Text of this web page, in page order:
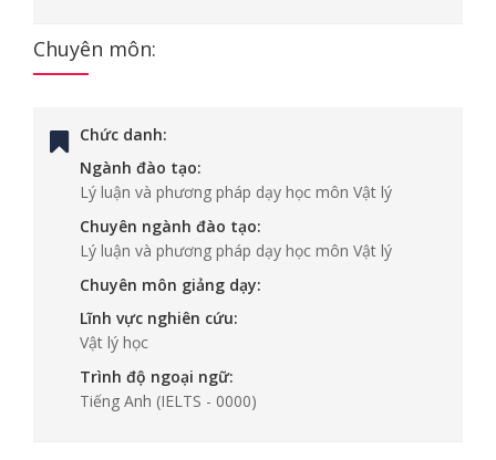
Chuyên môn:
Chức danh:
Ngành đào tạo:
Lý luận và phương pháp dạy học môn Vật lý
Chuyên ngành đào tạo:
Lý luận và phương pháp dạy học môn Vật lý
Chuyên môn giảng dạy:
Lĩnh vực nghiên cứu:
Vật lý học
Trình độ ngoại ngữ:
Tiếng Anh (IELTS - 0000)